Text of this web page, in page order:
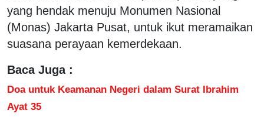
yang hendak menuju Monumen Nasional
(Monas) Jakarta Pusat, untuk ikut meramaikan
suasana perayaan kemerdekaan.
Baca Juga :
Doa untuk Keamanan Negeri dalam Surat Ibrahim
Ayat 35